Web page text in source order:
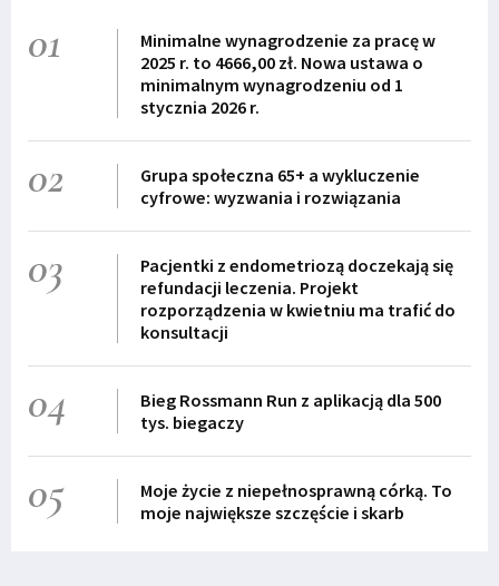
01
Minimalne wynagrodzenie za pracę w
2025 r. to 4666,00 zł. Nowa ustawa o
minimalnym wynagrodzeniu od 1
stycznia 2026 r.
02
Grupa społeczna 65+ a wykluczenie
cyfrowe: wyzwania i rozwiązania
03
Pacjentki z endometriozą doczekają się
refundacji leczenia. Projekt
rozporządzenia w kwietniu ma trafić do
konsultacji
04
Bieg Rossmann Run z aplikacją dla 500
tys. biegaczy
05
Moje życie z niepełnosprawną córką. To
moje największe szczęście i skarb